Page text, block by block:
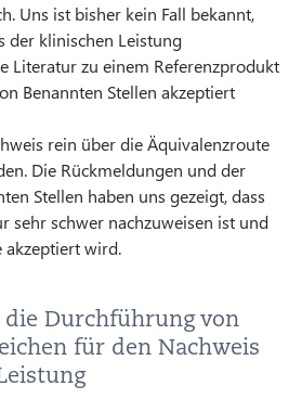
Uns ist bisher kein Fall bekannt,
der klinischen Leistung
Literatur zu einem Referenzprodukt
Benannten Stellen akzeptiert
rein über die Äquivalenzroute
Die Rückmeldungen und der
Stellen haben uns gezeigt, dass
sehr schwer nachzuweisen ist und
wird.
Durchführung von
für den Nachweis